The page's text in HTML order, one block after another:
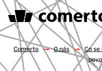
ONLINE
Comerto / O nás / Co se